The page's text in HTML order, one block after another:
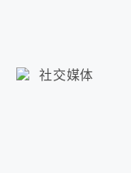
社交媒体